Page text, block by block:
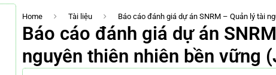
Home Tài liệu Báo cáo đánh giá dự án SNRM – Quản lý tài
Báo cáo đánh giá dự án
nguyên thiên nhiên bền vững